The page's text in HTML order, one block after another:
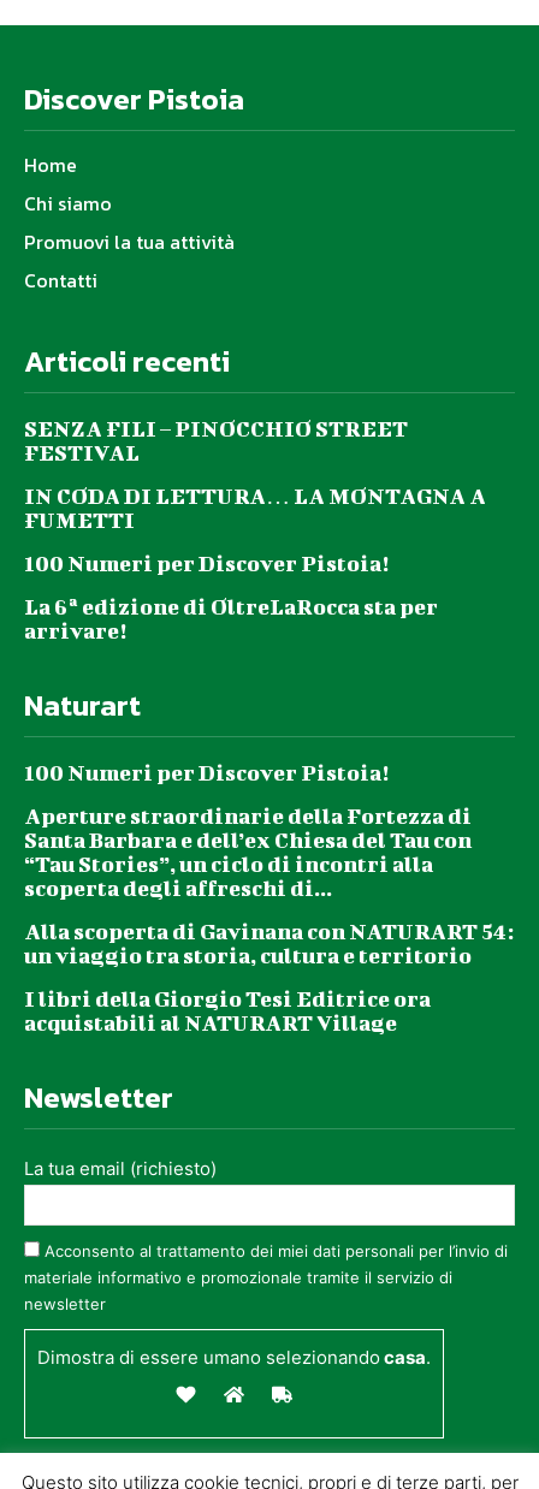
Discover Pistoia
Home
Chi siamo
Promuovi la tua attività
Contatti
Articoli recenti
SENZA FILI – PINOCCHIO STREET
FESTIVAL
IN CODA DI LETTURA… LA MONTAGNA A
FUMETTI
100 Numeri per Discover Pistoia!
La 6ª edizione di OltreLaRocca sta per
arrivare!
Naturart
100 Numeri per Discover Pistoia!
Aperture straordinarie della Fortezza di
Santa Barbara e dell’ex Chiesa del Tau con
“Tau Stories”, un ciclo di incontri alla
scoperta degli affreschi di...
Alla scoperta di Gavinana con NATURART 54:
un viaggio tra storia, cultura e territorio
I libri della Giorgio Tesi Editrice ora
acquistabili al NATURART Village
Newsletter
La tua email (richiesto)
Acconsento al trattamento dei miei dati personali per l’invio di
materiale informativo e promozionale tramite il servizio di
newsletter
Dimostra di essere umano selezionandocasa.
Questo sito utilizza cookie tecnici, propri e di terze parti, per